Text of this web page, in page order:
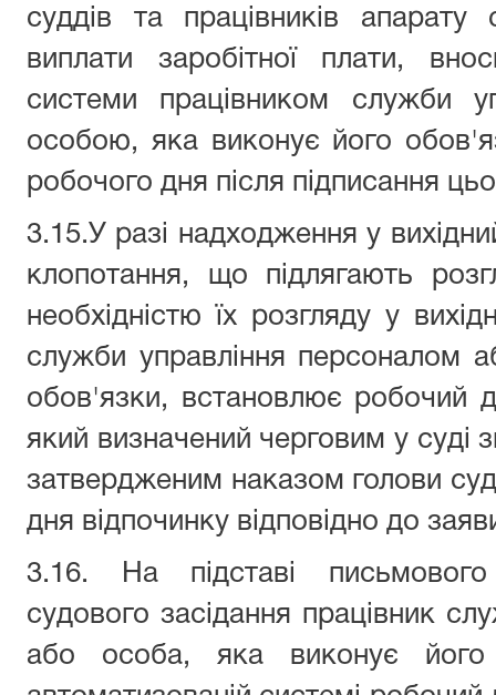
суддів та працівників
виплати заробітної плати,
системи працівником служби
особою, яка виконує його
робочого дня після підписання
3.15.У разі надходження у
клопотання, що підлягають
необхідністю їх розгляду у
служби управління персоналом
обов'язки, встановлює робочий
який визначений черговим у суді
затвердженим наказом голови
дня відпочинку відповідно до
3.16. На підставі
судового засідання працівник
або особа, яка виконує його